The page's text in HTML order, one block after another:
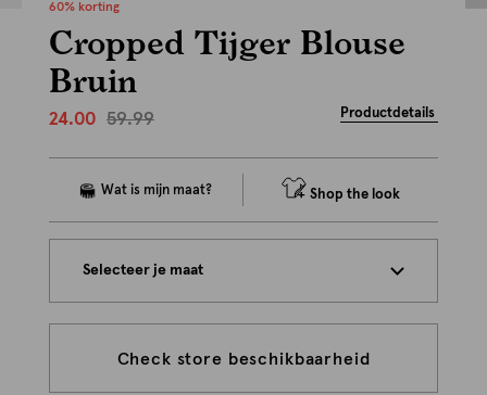
60% korting
Cropped Tijger Blouse
Bruin
24.00 59.99 Productdetails
Shop the look
Selecteer je maat
Check store beschikbaarheid